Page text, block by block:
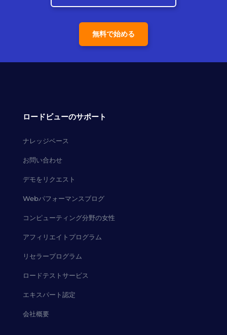
無料で始める
ロードビューのサポート
ナレッジベース
お問い合わせ
デモをリクエスト
Webパフォーマンスブログ
コンピューティング分野の女性
アフィリエイトプログラム
リセラープログラム
ロードテストサービス
エキスパート認定
会社概要